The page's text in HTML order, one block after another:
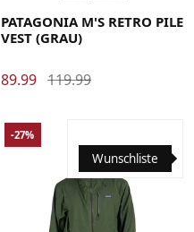
PATAGONIA M'S RETRO PILE
VEST (GRAU)
89.99 119.99
Wunschliste
-27%